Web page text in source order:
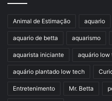
Animal de Estimação aquario
aquario de betta aquarismo
aquarista iniciante aquário low
aquário plantado low tech
Entretenimento Mr. Betta